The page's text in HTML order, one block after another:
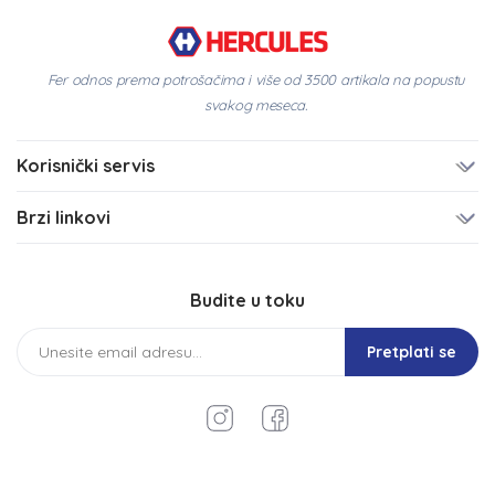
Fer odnos prema potrošačima i više od 3500 artikala na popustu
svakog meseca.
Korisnički servis
Brzi linkovi
Budite u toku
Pretplati se